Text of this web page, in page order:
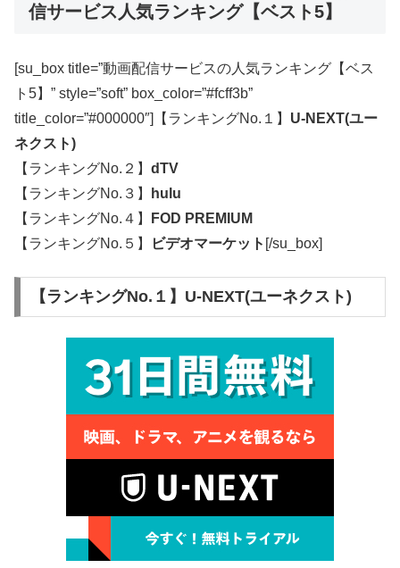
信サービス人気ランキング【ベスト5】
[su_box title=”動画配信サービスの人気ランキング【ベス
ト5】” style=”soft” box_color=”#fcff3b”
title_color=”#000000″]【ランキングNo.１】 U-NEXT(ユー
ネクスト)
【ランキングNo.２】 dTV
【ランキングNo.３】
hulu
【ランキングNo.４】
FOD PREMIUM
【ランキングNo.５】
ビデオマーケット [/su_box]
【ランキングNo.１】U-NEXT(ユーネクスト)